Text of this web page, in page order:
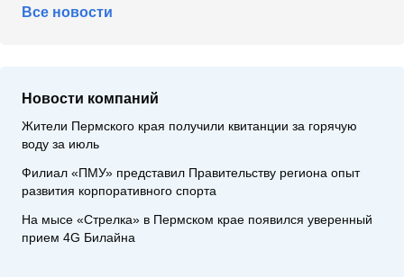
Все новости
Новости компаний
Жители Пермского края получили квитанции за горячую
воду за июль
Филиал «ПМУ» представил Правительству региона опыт
развития корпоративного спорта
На мысе «Стрелка» в Пермском крае появился уверенный
прием 4G Билайна